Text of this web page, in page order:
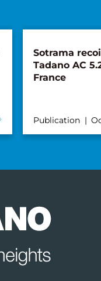
Sotrama
Tadano AC
France
Publication